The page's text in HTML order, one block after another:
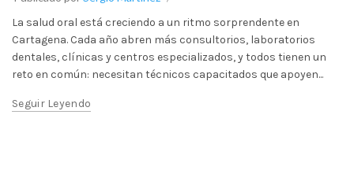
La salud oral está creciendo a un ritmo sorprendente en
Cartagena. Cada año abren más consultorios, laboratorios
dentales, clínicas y centros especializados, y todos tienen un
reto en común: necesitan técnicos capacitados que apoyen...
Seguir Leyendo